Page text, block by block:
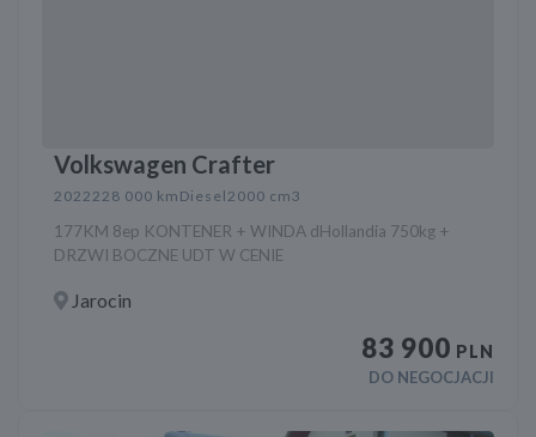
Volkswagen Crafter
2022228 000 km Diesel2000 cm3
177KM 8ep KONTENER + WINDA dHollandia 750kg +
DRZWI BOCZNE UDT W CENIE
Jarocin
83 900 PLN
DO NEGOCJACJI